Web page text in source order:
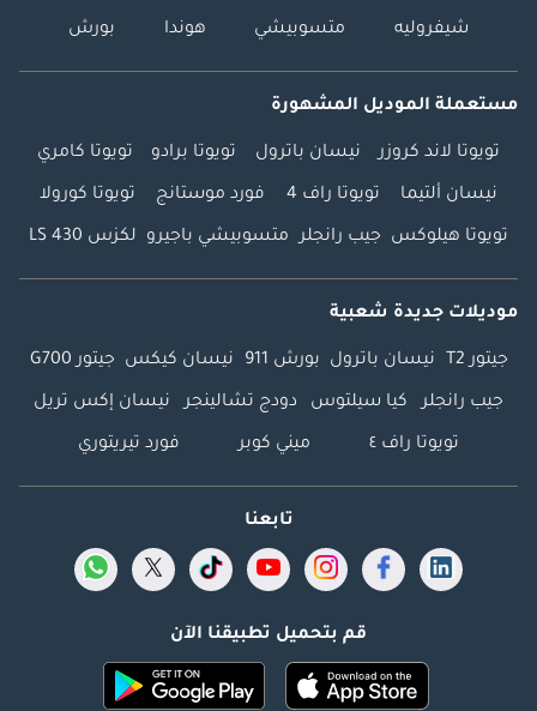
شيفروليه متسوبيشي هوندا بورش
مستعملة الموديل المشهورة
تويوتا لاند كروزر نيسان باترول تويوتا برادو تويوتا كامري
نيسان ألتيما تويوتا راف 4 فورد موستانج تويوتا كورولا
تويوتا هيلوكس جيب رانجلر متسوبيشي باجيرو لكزس LS 430
موديلات جديدة شعبية
جيتور T2 نيسان باترول بورش 911 نيسان كيكس جيتور G700
جيب رانجلر كيا سيلتوس دودج تشالينجر نيسان إكس تريل
تويوتا راف ٤ ميني كوبر فورد تيريتوري
تابعنا
قم بتحميل تطبيقنا الآن